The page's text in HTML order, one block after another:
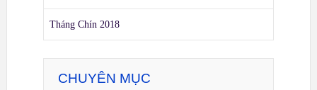
Tháng Chín 2018
CHUYÊN MỤC